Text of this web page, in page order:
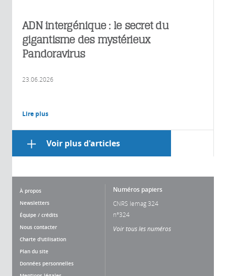
ADN intergénique : le secret du
gigantisme des mystérieux
Pandoravirus
23.06.2026
Lire plus
Voir plus d'articles
À propos
Newsletters
Équipe / crédits
Nous contacter
Charte d'utilisation
Plan du site
Données personnelles
Numéros papiers
CNRS lemag 324
n°324
Voir tous les numéros